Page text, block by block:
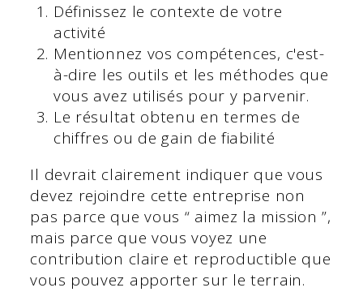
Définissez le contexte de votre
activité
Mentionnez vos compétences, c'est-
à-dire les outils et les méthodes que
vous avez utilisés pour y parvenir.
Le résultat obtenu en termes de
chiffres ou de gain de fiabilité
Il devrait clairement indiquer que vous
devez rejoindre cette entreprise non
pas parce que vous “ aimez la mission ”,
mais parce que vous voyez une
contribution claire et reproductible que
vous pouvez apporter sur le terrain.